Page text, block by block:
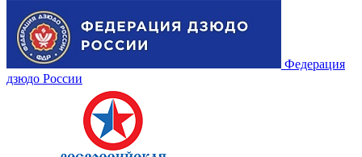
Федерация
дзюдо России